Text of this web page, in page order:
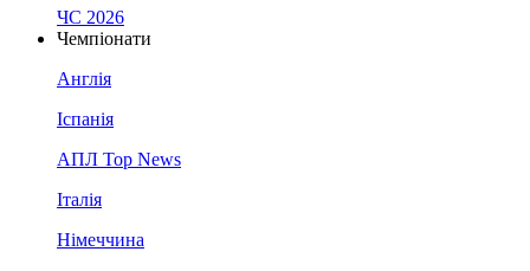
ЧС 2026
Чемпіонати
Англія
Іспанія
АПЛ Top News
Італія
Німеччина